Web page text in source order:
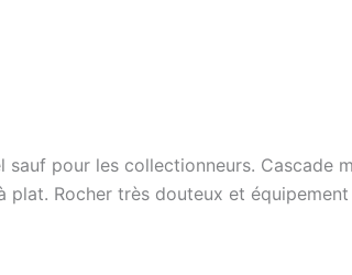
pour les collectionneurs. Cascade
plat. Rocher très douteux et